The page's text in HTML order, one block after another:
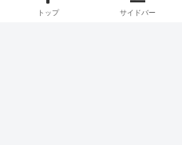
トップ サイドバー